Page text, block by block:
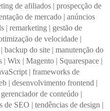
de afiliados | prospecção de
de mercado | anúncios
| remarketing | gestão de
de velocidade |
| backup do site | manutenção do
| Wix | Magento | Squarespace |
| frameworks de
| desenvolvimento frontend |
gerenciador de conteúdo |
de SEO | tendências de design |